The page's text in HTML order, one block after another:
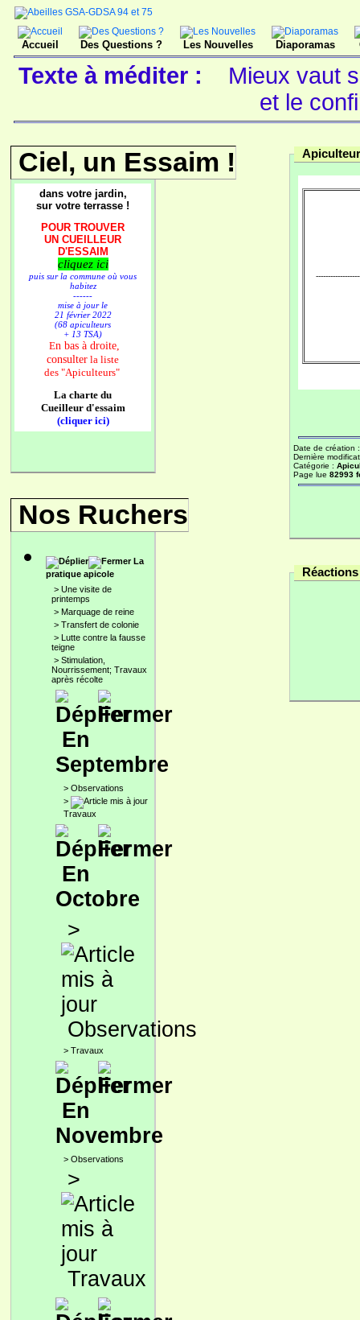
Accueil Des Questions ? Les Nouvelles Diaporamas
Texte à méditer :
Mieux vaut
et le
Ciel, un Essaim !
dans votre jardin,
sur votre terrasse !
POUR TROUVER
UN CUEILLEUR
D'ESSAIM
cliquez ici
puis sur la commune où vous
habitez
------
mise à jour le
21 février 2022
(68 apiculteurs
+ 13 TSA)
En bas à droite,
consulter la liste
des "Apiculteurs"
La charte du
Cueilleur d'essaim
(cliquer ici)
Nos Ruchers
La
pratique apicole
> Une visite de
printemps
> Marquage de reine
> Transfert de colonie
> Lutte contre la fausse
teigne
> Stimulation,
Nourrissement; Travaux
après récolte
En
Septembre
> Observations
>
Travaux
En
Octobre
>
Observations
> Travaux
En
Novembre
> Observations
>
Travaux
Date de création
Dernière
Catégorie :
Page lue 82993